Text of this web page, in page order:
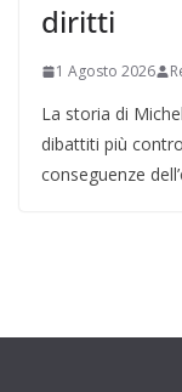
diritti
1 Agosto 2026
La storia di
dibattiti più
conseguenze